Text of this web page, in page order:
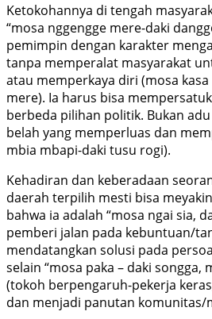
Ketokohannya di tengah
“mosa nggengge mere-daki
pemimpin dengan karakter
tanpa memperalat masyarakat
atau memperkaya diri (mosa
mere). Ia harus bisa
berbeda pilihan politik. Bukan
belah yang memperluas dan
mbia mbapi-daki tusu rogi).
Kehadiran dan keberadaan
daerah terpilih mesti bisa
bahwa ia adalah “mosa ngai sia,
pemberi jalan pada kebuntuan/
mendatangkan solusi pada
selain “mosa paka – daki songga,
(tokoh berpengaruh-pekerja
dan menjadi panutan komunitas/